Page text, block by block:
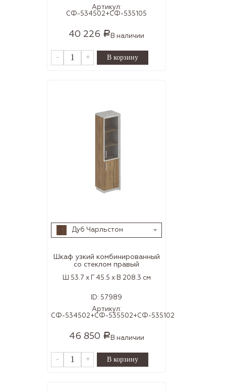
Артикул:
СФ-534502+СФ-535105
40 226 Р В наличии
- +
Дуб Чарльстон
Шкаф узкий комбинированный
со стеклом правый
Ш 53.7 x Г 45.5 x В 208.3 см
ID: 57989
Артикул:
СФ-534502+СФ-535502+СФ-535102
46 850 Р В наличии
- +